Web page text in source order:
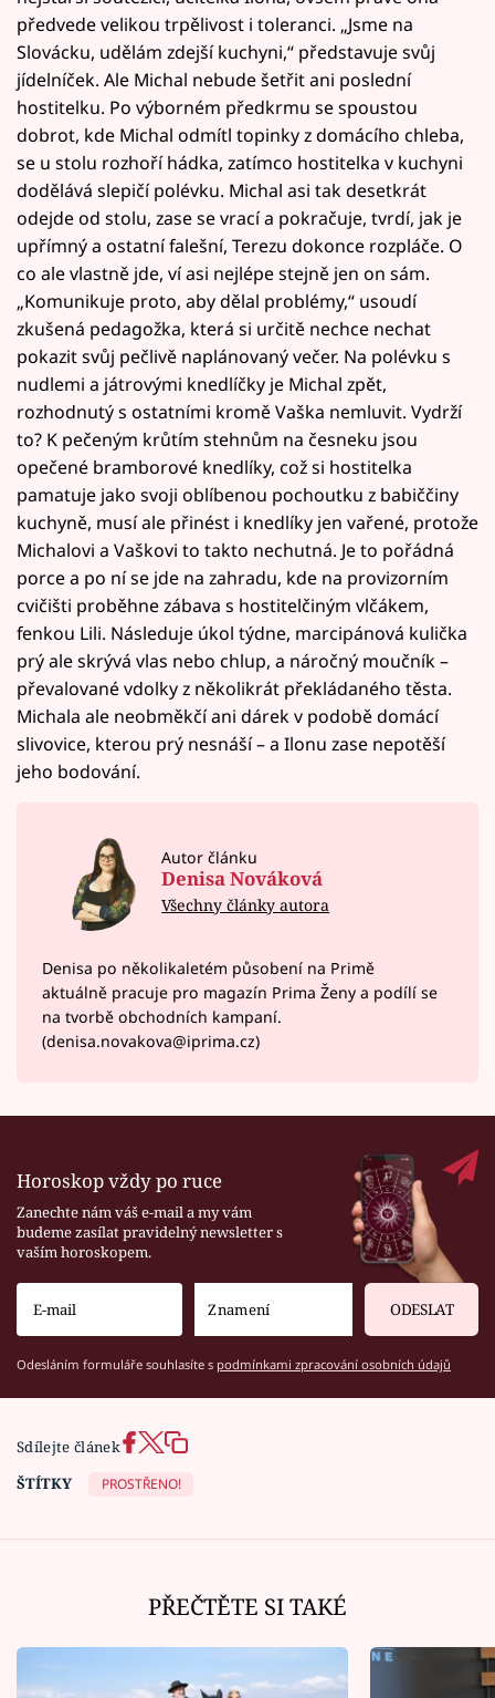
předvede velikou trpělivost i toleranci. „Jsme na
Slovácku, udělám zdejší kuchyni,“ představuje svůj
jídelníček. Ale Michal nebude šetřit ani poslední
hostitelku. Po výborném předkrmu se spoustou
dobrot, kde Michal odmítl topinky z domácího chleba,
se u stolu rozhoří hádka, zatímco hostitelka v kuchyni
dodělává slepičí polévku. Michal asi tak desetkrát
odejde od stolu, zase se vrací a pokračuje, tvrdí, jak je
upřímný a ostatní falešní, Terezu dokonce rozpláče. O
co ale vlastně jde, ví asi nejlépe stejně jen on sám.
„Komunikuje proto, aby dělal problémy,“ usoudí
zkušená pedagožka, která si určitě nechce nechat
pokazit svůj pečlivě naplánovaný večer. Na polévku s
nudlemi a játrovými knedlíčky je Michal zpět,
rozhodnutý s ostatními kromě Vaška nemluvit. Vydrží
to? K pečeným krůtím stehnům na česneku jsou
opečené bramborové knedlíky, což si hostitelka
pamatuje jako svoji oblíbenou pochoutku z babiččiny
kuchyně, musí ale přinést i knedlíky jen vařené, protože
Michalovi a Vaškovi to takto nechutná. Je to pořádná
porce a po ní se jde na zahradu, kde na provizorním
cvičišti proběhne zábava s hostitelčiným vlčákem,
fenkou Lili. Následuje úkol týdne, marcipánová kulička
prý ale skrývá vlas nebo chlup, a náročný moučník –
převalované vdolky z několikrát překládaného těsta.
Michala ale neobměkčí ani dárek v podobě domácí
slivovice, kterou prý nesnáší – a Ilonu zase nepotěší
jeho bodování.
Autor článku
Denisa Nováková
Všechny články autora
Denisa po několikaletém působení na Primě
aktuálně pracuje pro magazín Prima Ženy a podílí se
na tvorbě obchodních kampaní.
(denisa.novakova@iprima.cz)
Horoskop vždy po ruce
Zanechte nám váš e-mail a my vám
budeme zasílat pravidelný newsletter s
vaším horoskopem.
ODESLAT
Odesláním formuláře souhlasíte s podmínkami zpracování osobních údajů
Sdílejte článek
ŠTÍTKY
PROSTŘENO!
PŘEČTĚTE SI TAKÉ